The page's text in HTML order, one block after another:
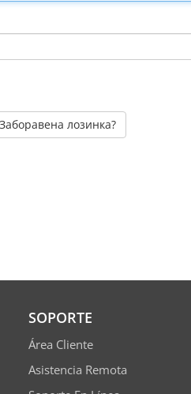
Заборавена лозинка?
SOPORTE
Área Cliente
Asistencia Remota